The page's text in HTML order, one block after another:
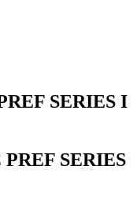
SERIES I
SERIES